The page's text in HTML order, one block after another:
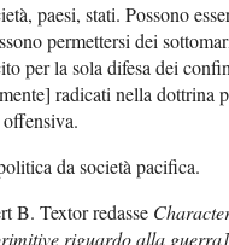
paesi, stati. Possono
permettersi dei
per la sola difesa dei
radicati nella dottrina
da società pacifica.
B. Textor redasse
riguardo alla guerra]